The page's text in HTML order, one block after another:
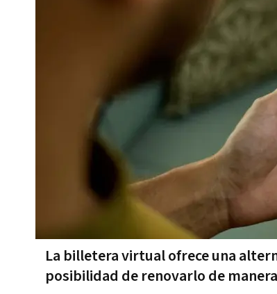
La billetera virtual ofrece una
posibilidad de renovarlo de